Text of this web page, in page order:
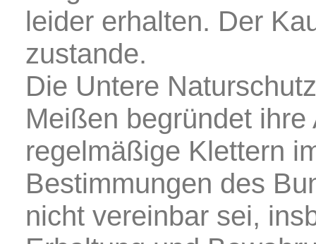
leider erhalten. Der
zustande.
Die Untere
Meißen begründet
regelmäßige Klettern
Bestimmungen des
nicht vereinbar sei,